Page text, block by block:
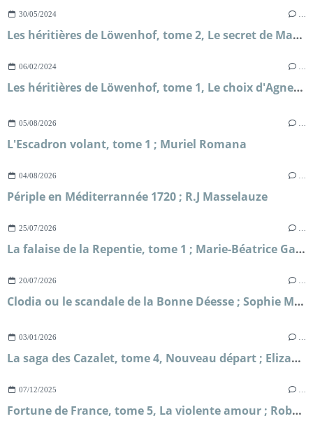
30/05/2024
Les héritières de Löwenhof, tome 2, Le secret de Mathilda ; Corina Bomann
06/02/2024
Les héritières de Löwenhof, tome 1, Le choix d'Agneta ; Corina Bomann
05/08/2026
L'Escadron volant, tome 1 ; Muriel Romana
04/08/2026
Périple en Méditerrannée 1720 ; R.J Masselauze
25/07/2026
La falaise de la Repentie, tome 1 ; Marie-Béatrice Gauvin
20/07/2026
Clodia ou le scandale de la Bonne Déesse ; Sophie Malick-Prunier
03/01/2026
La saga des Cazalet, tome 4, Nouveau départ ; Elizabeth Jane Howard
07/12/2025
Fortune de France, tome 5, La violente amour ; Robert Merle